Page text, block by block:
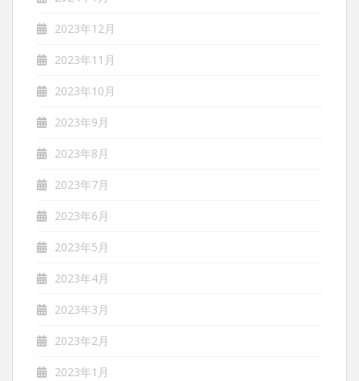
2023年12月
2023年11月
2023年10月
2023年9月
2023年8月
2023年7月
2023年6月
2023年5月
2023年4月
2023年3月
2023年2月
2023年1月